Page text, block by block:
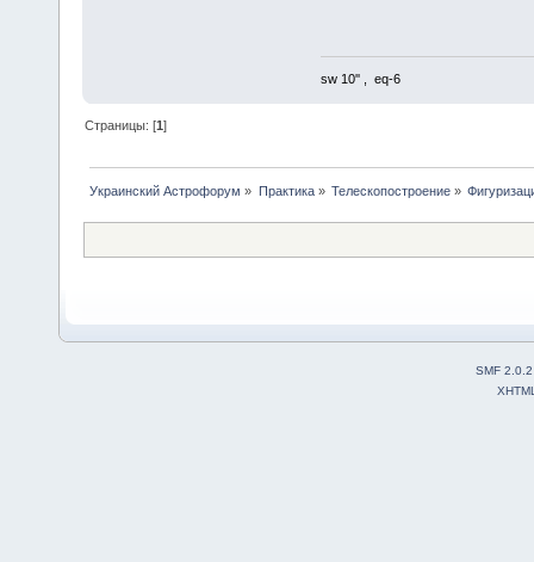
sw 10'' , eq-6
Страницы: [1]
Украинский Астрофорум » Практика» Телескопостроение»
SMF 2.0.2